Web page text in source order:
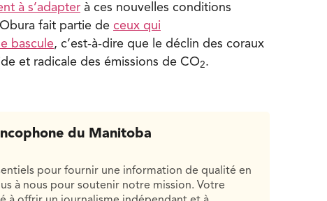
à s’adapter à ces nouvelles conditions
fait partie de ceux qui
bascule, c’est-à-dire que le déclin des coraux
et radicale des émissions de CO2.
du Manitoba
pour fournir une information de qualité en
à nous pour soutenir notre mission. Votre